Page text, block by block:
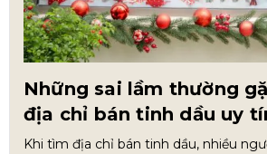
Những sai lầm thường
địa chỉ bán tinh dầu uy
Khi tìm địa chỉ bán tinh dầu, nhiều